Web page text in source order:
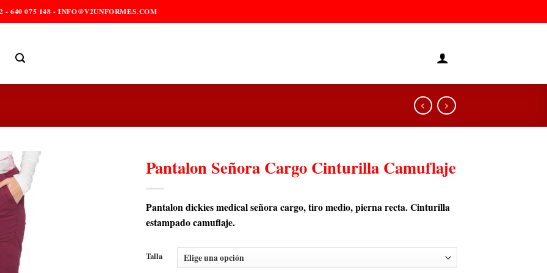
640 075 148 - INFO@V2UNFORMES.COM
Pantalon Señora Cargo Cinturilla Camuflaje
Pantalon dickies medical señora cargo, tiro medio, pierna recta. Cinturilla
estampado camuflaje.
Talla